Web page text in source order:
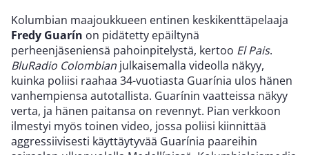
Kolumbian maajoukkueen entinen keskikenttäpelaaja
Fredy Guarín on pidätetty epäiltynä
perheenjäseniensä pahoinpitelystä, kertoo El Pais.
BluRadio Colombian julkaisemalla videolla näkyy,
kuinka poliisi raahaa 34-vuotiasta Guarínia ulos hänen
vanhempiensa autotallista. Guarínin vaatteissa näkyy
verta, ja hänen paitansa on revennyt. Pian verkkoon
ilmestyi myös toinen video, jossa poliisi kiinnittää
aggressiivisesti käyttäytyvää Guarínia paareihin